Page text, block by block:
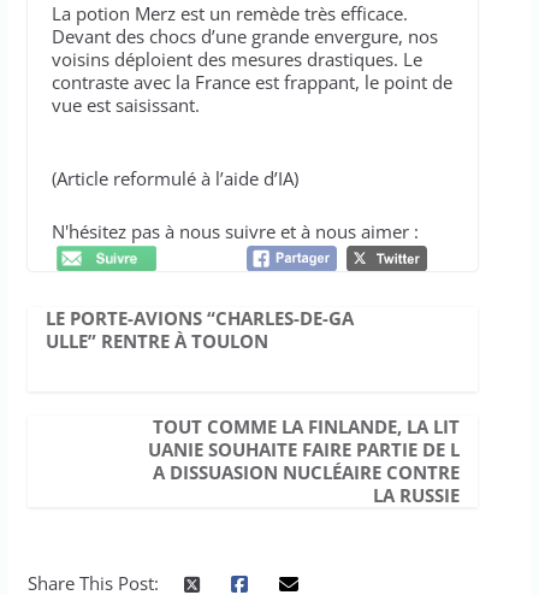
La potion Merz est un remède très efficace.
Devant des chocs d’une grande envergure, nos
voisins déploient des mesures drastiques. Le
contraste avec la France est frappant, le point de
vue est saisissant.
(Article reformulé à l’aide d’IA)
N'hésitez pas à nous suivre et à nous aimer :
LE PORTE-AVIONS “CHARLES-DE-GA
ULLE” RENTRE À TOULON
TOUT COMME LA FINLANDE, LA LIT
UANIE SOUHAITE FAIRE PARTIE DE L
A DISSUASION NUCLÉAIRE CONTRE
LA RUSSIE
Share This Post: